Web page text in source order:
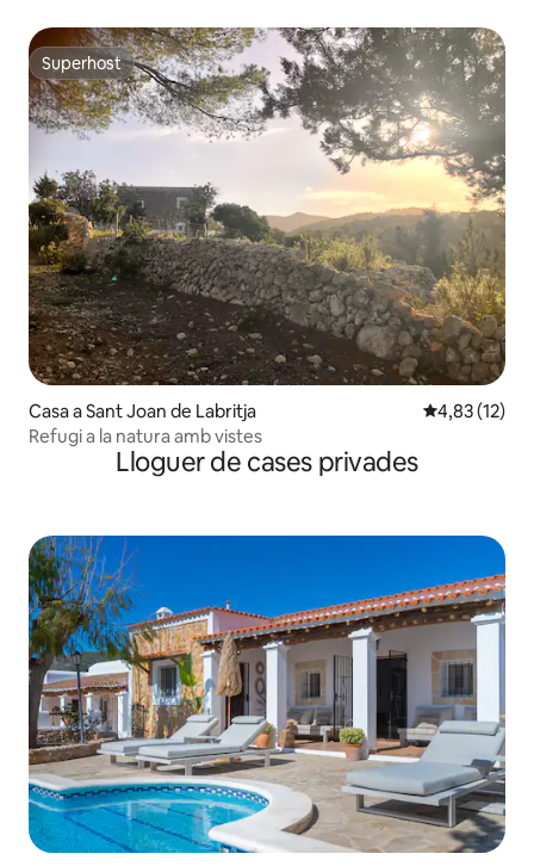
Superhost
Superhost
Casa a Sant Joan de Labritja 4,83 de
4,83 (12)
Refugi a la natura amb vistes
Lloguer de cases privades